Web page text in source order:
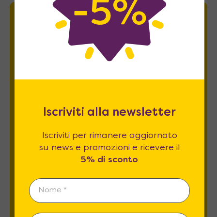
Newsletter
Iscriviti per rimanere aggiornato su news
privacy *
REGISTRATI
Iscriviti alla newsletter
Iscriviti per rimanere aggiornato
su news e promozioni e ricevere il
5% di sconto